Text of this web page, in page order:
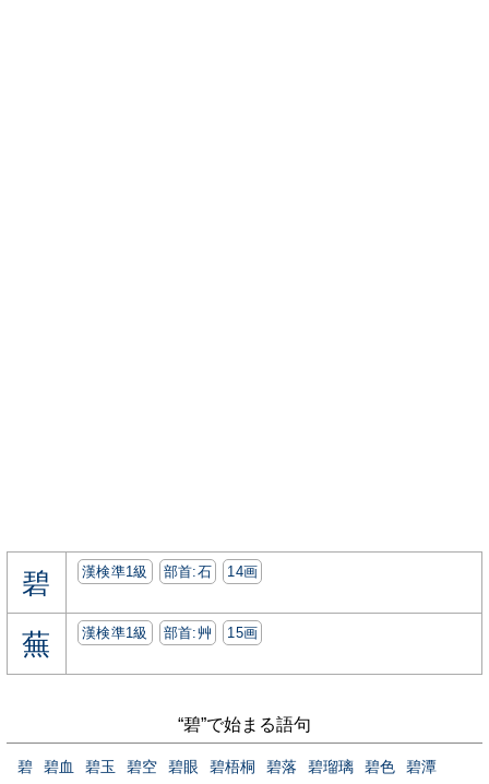
碧 漢検準1級 部首:⽯ 14画
蕪 漢検準1級 部首:⾋ 15画
“碧”で始まる語句
碧 碧血 碧玉 碧空 碧眼 碧梧桐 碧落 碧瑠璃 碧色 碧潭